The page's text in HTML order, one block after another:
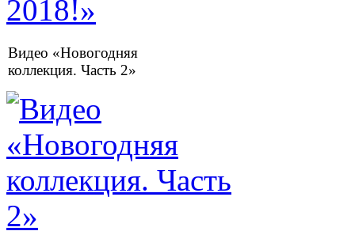
Видео «Новогодняя
коллекция. Часть 2»